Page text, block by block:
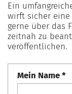
Ein
wirft sicher eine
gerne über das
zeitnah zu
veröffentlichen.
Mein Name *